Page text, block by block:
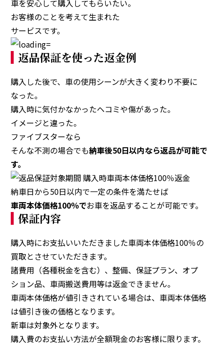
車を安心して購入してもらいたい。
お客様のことを考えて生まれた
サービスです。
返品保証を使った返金例
購入した後で、車の使用シーンが大きく変わり不要に
なった。
購入時に気付かなかったヘコミや傷があった。
イメージと違った。
ファイブスターなら
そんな不測の場合でも納車後50日以内なら返品が可能で
す。
納車日から50日以内で一定の条件を満たせば
車両本体価格100％でお車を返品することが可能です。
保証内容
購入時にお支払いいただきました車両本体価格100％の
買取とさせていただきます。
諸費用（各種税金を含む）、整備、保証プラン、オプ
ション品、車両搬送費用等は返金できません。
車両本体価格が値引きされている場合は、車両本体価格
は値引き後の価格となります。
新車は対象外となります。
購入費のお支払い方法が全額現金のお客様に限ります。